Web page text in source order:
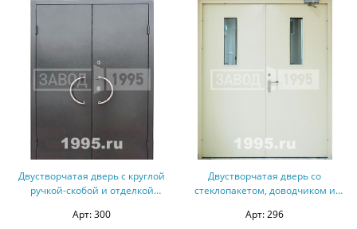
Двустворчатая дверь с круглой
ручкой-скобой и отделкой
сторон
Арт: 300
Двустворчатая дверь со
стеклопакетом, доводчиком и
напылением
Арт: 296